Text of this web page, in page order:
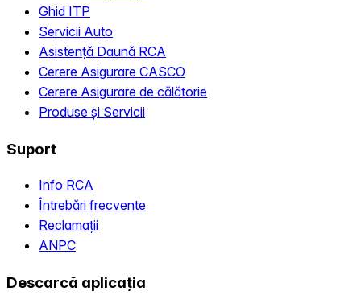
Ghid ITP
Servicii Auto
Asistență Daună RCA
Cerere Asigurare CASCO
Cerere Asigurare de călătorie
Produse și Servicii
Suport
Info RCA
Întrebări frecvente
Reclamații
ANPC
Descarcă aplicația